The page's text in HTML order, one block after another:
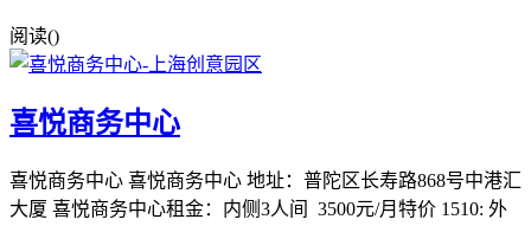
阅读()
喜悦商务中心
喜悦商务中心 喜悦商务中心 地址：普陀区长寿路868号中港汇
大厦 喜悦商务中心租金：内侧3人间 3500元/月️特价 1510: 外